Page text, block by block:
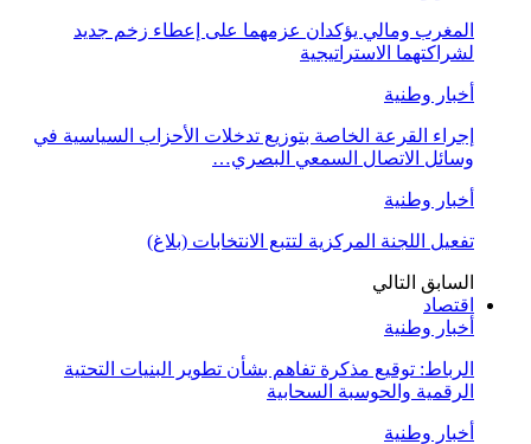
المغرب ومالي يؤكدان عزمهما على إعطاء زخم جديد
لشراكتهما الاستراتيجية
أخبار وطنية
إجراء القرعة الخاصة بتوزيع تدخلات الأحزاب السياسية في
وسائل الاتصال السمعي البصري…
أخبار وطنية
تفعيل اللجنة المركزية لتتبع الانتخابات (بلاغ)
السابق التالي
اقتصاد
أخبار وطنية
الرباط: توقيع مذكرة تفاهم بشأن تطوير البنيات التحتية
الرقمية والحوسبة السحابية
أخبار وطنية